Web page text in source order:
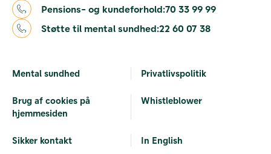
Pensions- og kundeforhold:70 33 99 99
Støtte til mental sundhed:22 60 07 38
Mental sundhed Privatlivspolitik
Brug af cookies på
hjemmesiden
Whistleblower
Sikker kontakt In English